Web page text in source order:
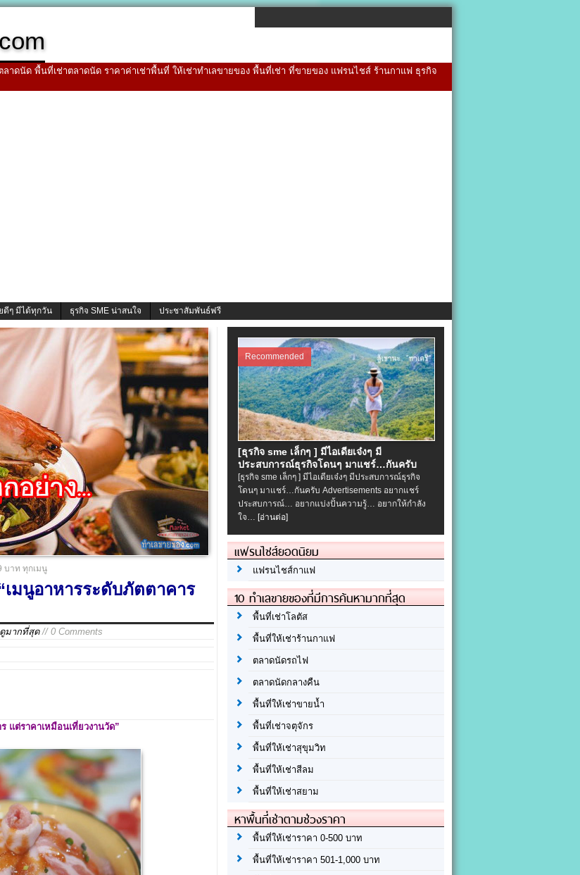
าดนัด พื้นที่เช่าตลาดนัด ราคาค่าเช่าพื้นที่ ให้เช่าทำเลขายของ พื้นที่เช่า ที่ขายของ แฟรนไชส์ ร้านกาแฟ ธุรกิจ
ดีๆ มีได้ทุกวัน ธุรกิจ SME น่าสนใจ ประชาสัมพันธ์ฟรี
บาท ทุกเมนู
เมนูอาหารระดับภัตตาคาร
มากที่สุด// 0 Comments
แต่ราคาเหมือนเที่ยวงานวัด”
Recommended
[ธุรกิจ sme เล็กๆ ] มีไอเดียเจ๋งๆ มี
ประสบการณ์ธุรกิจโดนๆ มาแชร์…กันครับ
[ธุรกิจ sme เล็กๆ ] มีไอเดียเจ๋งๆ มีประสบการณ์ธุรกิจ
โดนๆ มาแชร์…กันครับ Advertisements อยากแชร์
ประสบการณ์… อยากแบ่งปั้นความรู้… อยากให้กำลัง
ใจ… [อ่านต่อ]
แฟรนไชส์ยอดนิยม
แฟรนไชส์กาแฟ
10 ทำเลขายของที่มีการค้นหามากที่สุด
พื้นที่เช่าโลตัส
พื้นที่ให้เช่าร้านกาแฟ
ตลาดนัดรถไฟ
ตลาดนัดกลางคืน
พื้นที่ให้เช่าขายน้ำ
พื้นที่เช่าจตุจักร
พื้นที่ให้เช่าสุขุมวิท
พื้นที่ให้เช่าสีลม
พื้นที่ให้เช่าสยาม
หาพื้นที่เช่าตามช่วงราคา
พื้นที่ให้เช่าราคา 0-500 บาท
พื้นที่ให้เช่าราคา 501-1,000 บาท